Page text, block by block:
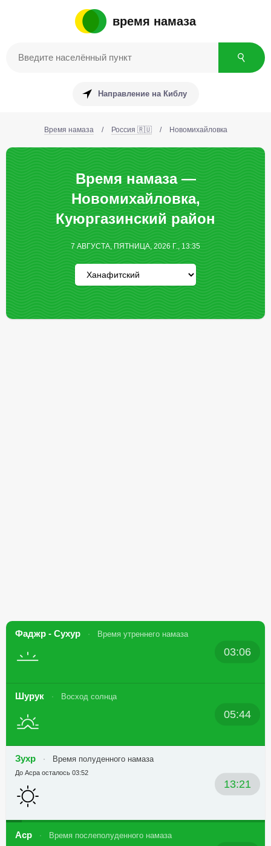
время намаза
Направление на Киблу
Время намаза / Россия 🇷🇺 / Новомихайловка
Время намаза —
Новомихайловка,
Куюргазинский район
7 АВГУСТА, ПЯТНИЦА, 2026 Г., 13:35
Фаджр - Сухур Время утреннего намаза
03:06
Шурук Восход солнца
05:44
Зухр Время полуденного намаза
13:21
До Асра осталось 03:52
Аср Время послеполуденного намаза